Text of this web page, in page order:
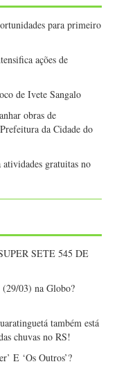
para primeiro
ações de
de Ivete Sangalo
obras de
da Cidade do
atividades gratuitas no
SETE 545 DE
03) na Globo?
também está
chuvas no RS!
E ‘Os Outros’?